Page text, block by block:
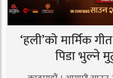
‘हली’को मार्मिक
पिडा भुल्ने